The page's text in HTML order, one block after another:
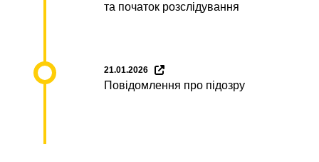
та початок розслідування
21.01.2026
Повідомлення про підозру